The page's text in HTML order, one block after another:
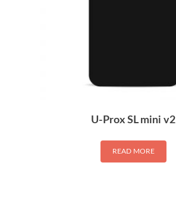
U-Prox SL mini v2
READ MORE